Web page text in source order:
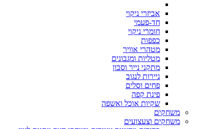
אביזרי ניקוי
חד-פעמי
חומרי ניקוי
כפפות
מטהרי אוויר
מטליות ומגבונים
מתקני נייר וסבון
ניירות לנגוב
פחים וסלים
פינת קפה
שקיות אוכל ואשפה
משחקים
משחקים וצעצועים